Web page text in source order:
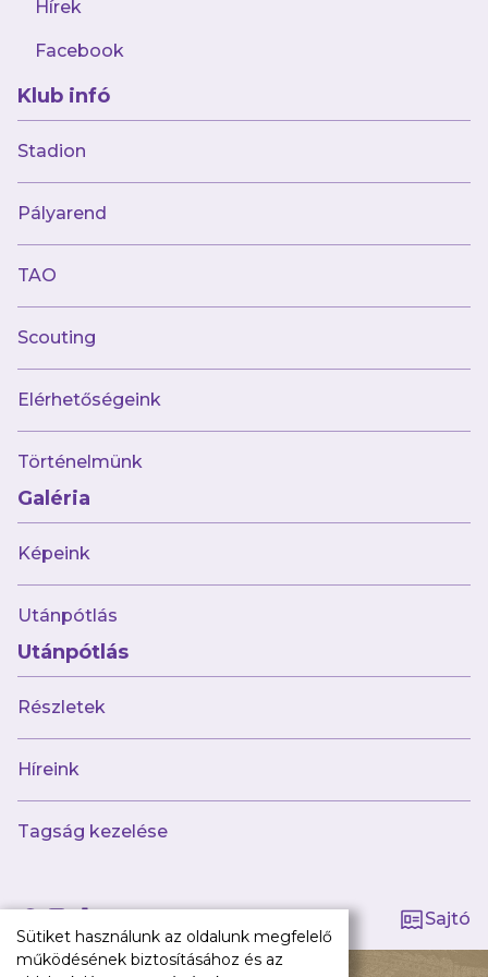
Hírek
Facebook
Klub infó
Stadion
Pályarend
TAO
Scouting
Elérhetőségeink
Történelmünk
Galéria
Képeink
Utánpótlás
Utánpótlás
Részletek
Híreink
Tagság kezelése
Sajtó
augusztus 6.
"Mindent a helyén kell kezelnünk, egy
vereséget és egy győzelmet is"
Múltunk
Történelmünk
Jelenünk
Csapataink
Galéria
Jövőnk
Utánpótlás
ajándékcsomag
Pályarend
TAO
Újpest FC Shop
Digitális felületeink
Sütiket használunk az oldalunk megfelelő
működésének biztosításához és az